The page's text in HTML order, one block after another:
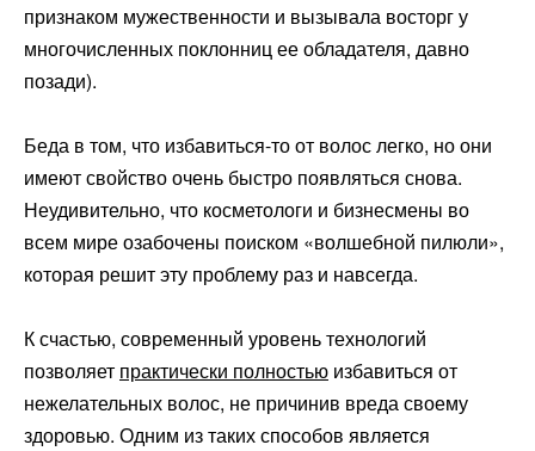
признаком мужественности и вызывала восторг у
многочисленных поклонниц ее обладателя, давно
позади).
Беда в том, что избавиться-то от волос легко, но они
имеют свойство очень быстро появляться снова.
Неудивительно, что косметологи и бизнесмены во
всем мире озабочены поиском «волшебной пилюли»,
которая решит эту проблему раз и навсегда.
К счастью, современный уровень технологий
позволяет практически полностью избавиться от
нежелательных волос, не причинив вреда своему
здоровью. Одним из таких способов является